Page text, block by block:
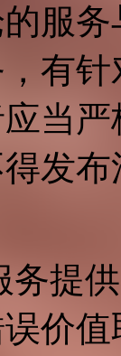
服
有
当
发
务提
价